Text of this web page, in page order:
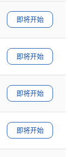
即将开始
即将开始
即将开始
即将开始